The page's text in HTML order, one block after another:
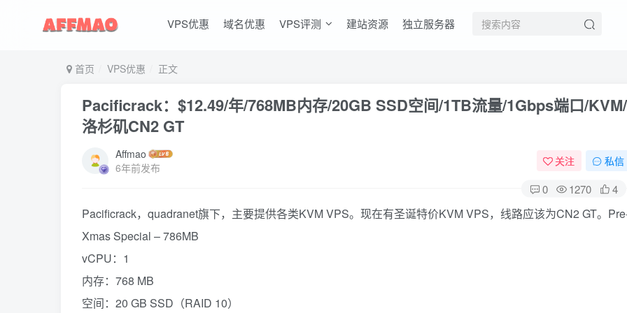
VPS优惠 域名优惠 VPS评测 建站资源 独立服务器
首页 VPS优惠 正文
Pacificrack：$12.49/年/768MB内存/20GB SSD空间/1TB流量/1Gbps端口/KVM/
洛杉矶CN2 GT
Affmao
6年前发布
关注 私信
0 1270 4
Pacificrack，quadranet旗下，主要提供各类KVM VPS。现在有圣诞特价KVM VPS，线路应该为CN2 GT。
Xmas Special – 786MB
vCPU：1
内存：768 MB
空间：20 GB SSD（RAID 10）